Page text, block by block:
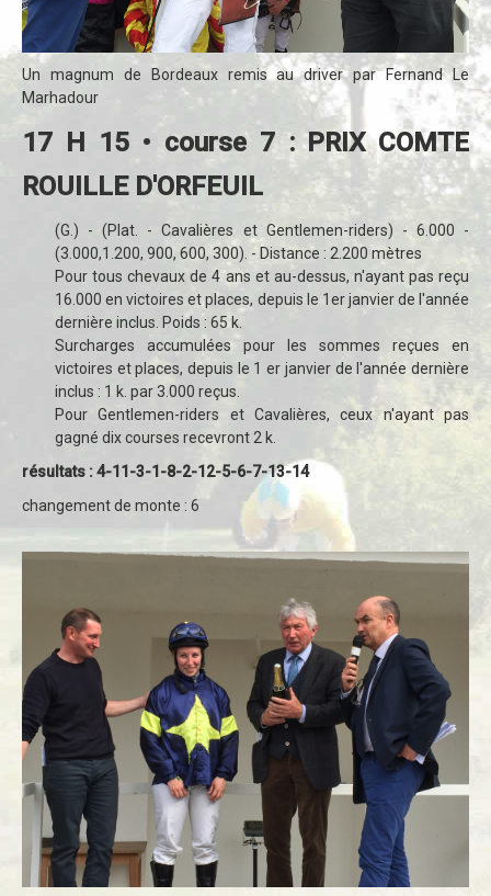
Un magnum de Bordeaux remis au driver par Fernand Le
Marhadour
17 H 15 • course 7 : PRIX COMTE
ROUILLE D'ORFEUIL
(G.) - (Plat. - Cavalières et Gentlemen-riders) - 6.000 -
(3.000,1.200, 900, 600, 300). - Distance : 2.200 mètres
Pour tous chevaux de 4 ans et au-dessus, n'ayant pas reçu
16.000 en victoires et places, depuis le 1er janvier de l'année
dernière inclus. Poids : 65 k.
Surcharges accumulées pour les sommes reçues en
victoires et places, depuis le 1 er janvier de l'année dernière
inclus : 1 k. par 3.000 reçus.
Pour Gentlemen-riders et Cavalières, ceux n'ayant pas
gagné dix courses recevront 2 k.
résultats : 4-11-3-1-8-2-12-5-6-7-13-14
changement de monte : 6